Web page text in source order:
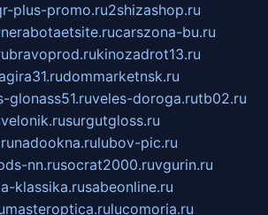
plus-promo.ru2shizashop.ru
nerabotaetsite.rucarszona-bu.ru
bravoprod.rukinozadrot13.ru
dommarketnsk.ru
glonass51.ruveles-doroga.rutb02.ru
velonik.rusurgutgloss.ru
nadookna.rulubov-pic.ru
nn.rusocrat2000.ruvgurin.ru
klassika.rusabeonline.ru
masteroptica.rulucomoria.ru